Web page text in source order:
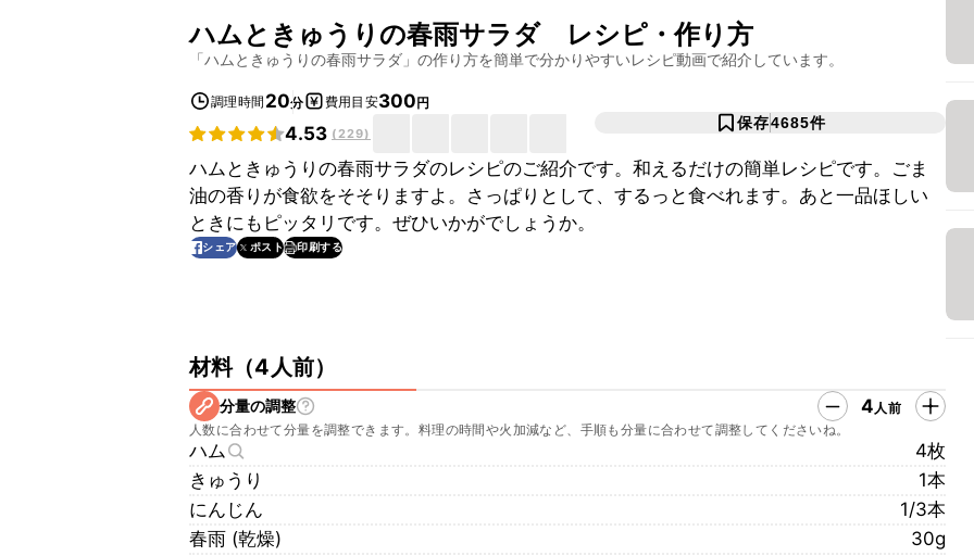
ハムときゅうりの春雨サラダレシピ・作り方
「ハムときゅうりの春雨サラダ 」の作り方を簡単で分かりやすいレシピ動画で紹介しています。
調理時間 20分 費用目安300円
4.53 (229)
保存4685件
ハムときゅうりの春雨サラダのレシピのご紹介です。和えるだけの簡単レシピです。ごま
油の香りが食欲をそそりますよ。さっぱりとして、するっと食べれます。あと一品ほしい
ときにもピッタリです。ぜひいかがでしょうか。
シェア ポスト 印刷する
材料（4人前）
分量の調整 4人前
人数に合わせて分量を調整できます。料理の時間や火加減など、手順も分量に合わせて調整してくださいね。
ハム
4枚
きゅうり
1本
にんじん
1/3本
春雨 (乾燥)
30g